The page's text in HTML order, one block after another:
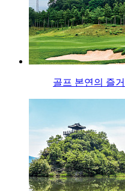
골프 본연의 즐